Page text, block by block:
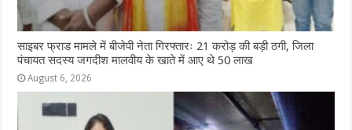
साइबर फ्राड मामले में बीजेपी नेता गिरफ्तारः 21 करोड़ की बड़ी ठगी, जिला
पंचायत सदस्य जगदीश मालवीय के खाते में आए थे 50 लाख
August 6, 2026